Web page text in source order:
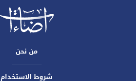
من نحن
شروط الاستخدام